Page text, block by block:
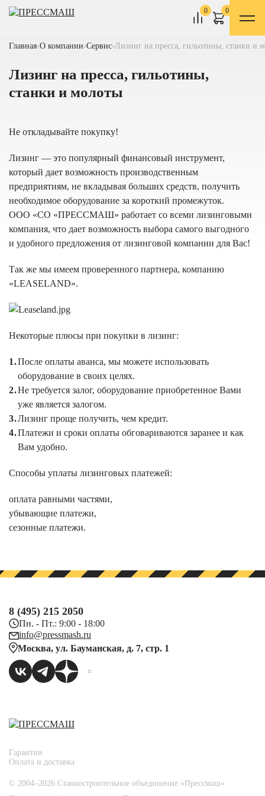
0 0
Главная О компании Сервис Лизинг на пресса, гильотины, станки и
Лизинг на пресса, гильотины,
станки и молоты
Не откладывайте покупку!
Лизинг — это популярный финансовый инструмент,
который дает возможность производственным
предприятиям, не вкладывая больших средств, получить
необходимое оборудование за короткий промежуток.
ООО «СО «ПРЕССМАШ» работает со всеми лизинговыми
компания, что дает возможность выбора самого выгодного
и удобного предложения от лизинговой компании для Вас!
Так же мы имеем проверенного партнера, компанию
«LEASELAND».
Некоторые плюсы при покупки в лизинг:
После оплаты аванса, мы можете использовать
оборудование в своих целях.
Не требуется залог, оборудование приобретенное Вами
уже является залогом.
Лизинг проще получить, чем кредит.
Платежи и сроки оплаты обговариваются заранее и как
Вам удобно.
Способы уплаты лизинговых платежей:
оплата равными частями,
убывающие платежи,
сезонные платежи.
8 (495) 215 2050
Пн. - Пт.: 9:00 - 18:00
info@pressmash.ru
Москва, ул. Бауманская, д. 7, стр. 1
Гарантии
Оплата и доставка
© 2004–2026 Станкостроительное объединение «Прессмаш»